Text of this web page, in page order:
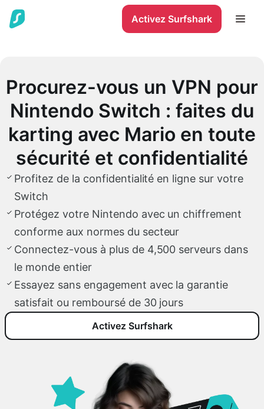
Activez Surfshark
Procurez-vous un VPN pour
Nintendo Switch : faites du
karting avec Mario en toute
sécurité et confidentialité
Profitez de la confidentialité en ligne sur votre
Switch
Protégez votre Nintendo avec un chiffrement
conforme aux normes du secteur
Connectez-vous à plus de 4,500 serveurs dans
le monde entier
Essayez sans engagement avec la garantie
satisfait ou remboursé de 30 jours
Activez Surfshark